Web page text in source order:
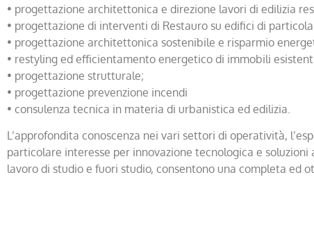
• progettazione architettonica e direzione lavori di edilizia
• progettazione di interventi di Restauro su edifici di
• progettazione architettonica sostenibile e risparmio
• restyling ed efficientamento energetico di immobili
• progettazione strutturale;
• progettazione prevenzione incendi
• consulenza tecnica in materia di urbanistica ed edilizia.
L’approfondita conoscenza nei vari settori di operatività,
particolare interesse per innovazione tecnologica e
lavoro di studio e fuori studio, consentono una completa ed